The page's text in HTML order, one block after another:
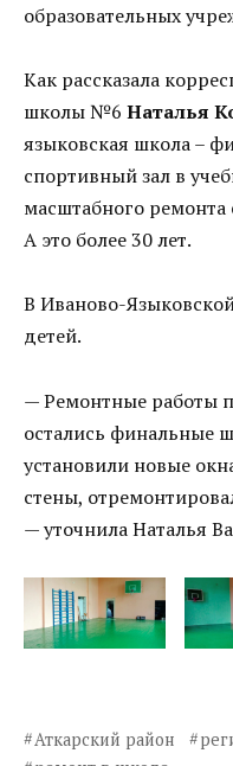
образовательных
Как рассказала
школы №6 Наталья
языковская школа –
спортивный зал в
масштабного
А это более 30 лет.
В Иваново-
детей.
— Ремонтные работы
остались финальные
установили новые
стены,
— уточнила Наталья
Аткарский район